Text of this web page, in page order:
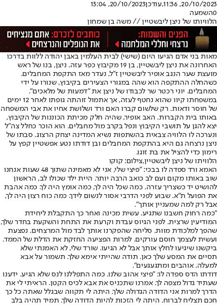
20/10/2023, 11:36
,עודכן20/10/2023, 13:04
0השמעה
הלוויותו של ניצן ליבשטיין // משה בן שמחון
מאות בני אדם הגיעו היום (שישי) לבית העלמין באבן יהודה ללוות בדרכו
האחרונה את ניצן ליבשטיין, בן 19 מקיבוץ כפר עזה. ניצן, בנו של ראש
מועצת שער הנגב אופיר ליבשטיין ז"ל, נעדר מאז התקפת המחבלים.
כשהחלה ההתקפה הוא שהה במגורי הצעירים בקיבוץ, שנורו על ידי
המחבלים. יוני רכטר שר לכבודו של ניצן את "דמעות של מלאכים".
במשפחתו קיוו שהוא נחטף לעזה, אך אתמול זוהתה גופתו לאחר 12 ימים
של חוסר ודאות. רק שלשום קברו האם ורד ושלושת אחיו את אבי המשפחה
באותו בית הקברות. האב אופיר, שהיה חלק מכיתת הכוננות של הקיבוץ,
יצא להגן על תושבי הקיבוץ ונפל בקרב מול מחבלים. הוא הוכר כחלל צה"ל
ונערכה לו הלוויה צבאית בהשתפות נשיא המדינה יצחק הרצוג. סבתו של
ניצן נרצחה גם היא בהתקפת המחבלים ובן דודתו נטע אפשטיין קפץ על
רימון כדי להציל את בת זוגו.
הלוויתו של ניצן ליבשטיין,צילום: קוקו
האמא ורד ספדה לו בבכי: "פיצי שלי, אני לא מאמינה שתוך 48 שעות אנחנו
שוב באותו מקום ועם לב כואב הרבה יותר. היית ילד שכולו לב, הראשון
להושיט יד כשצריך עזרה. כמה שכל היה לך, כמה אומץ היה לך. כמה אהבת
את הפועל ת"א. שבוע לפני הדרבי אסור לנשום לידך. כמה כוח רצון היה לך,
אבל רק למה שמעניין אותך".
"כמה רחוק חשבנו שתגיע. עשית מכינה ואחר כך התקבלת ליחידת
המודיעין שרצית. לפני הגיוס עבדת וקרעת את התחת והשקעת בחדר שלך,
שהפך למלכודת מוות. סליחה שהפקרנו אותך לבד מול המרצחים. נפצעת
ועשית לעצמך חוסם עורקים. למרות הפציעה החזקת את הדלת של הממד.
ביקשנו שיגיעו לחלץ אותך אבל לא הגיעו. שורד שלי, לא האמנתי שלא
תסיים את המסע שלך כאן. תודה שהייתי אימא שלך. תשמור על אבא
למעלה. אוהבים ומתגעגעים".
דודתו הדס ספדה לו: "פיצי אהוב שלנו. כמה התפללנו לנס שלא הגיע. ידענו
שעתיד גדול מצפה לך. אמרנו שתכניס את אבא לכיס הקטן. הראיתי לי את
הדרך למרות אני הדודה הגדולה שלך. היתה לי תקווה שבגלל שאתה כל כך
חכם תצליח לברוח. היתה לי הזכות להיות הדודה שלך. תמיד תהיה בלב